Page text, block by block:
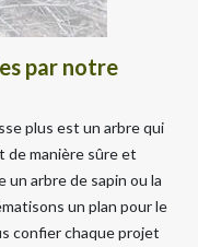
par notre
plus est un arbre qui
manière sûre et
arbre de sapin ou la
un plan pour le
confier chaque projet